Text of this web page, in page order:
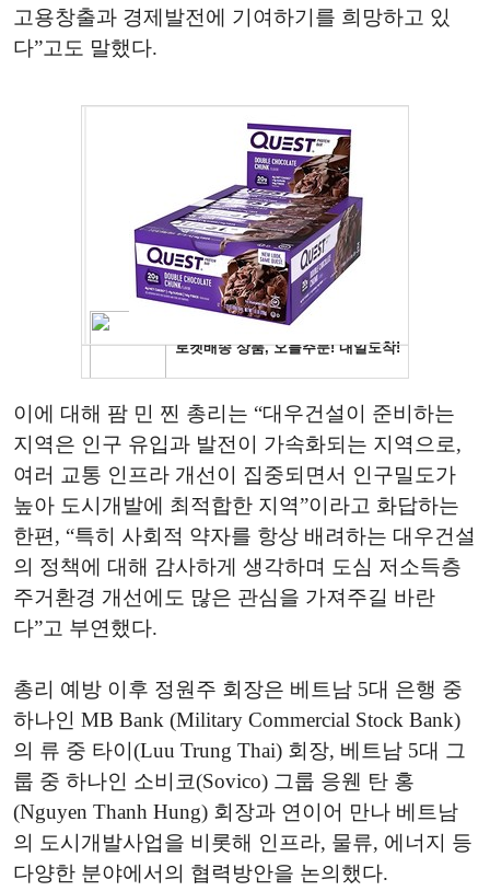
고용창출과 경제발전에 기여하기를 희망하고 있
다”고도 말했다.
이에 대해 팜 민 찐 총리는 “대우건설이 준비하는
지역은 인구 유입과 발전이 가속화되는 지역으로,
여러 교통 인프라 개선이 집중되면서 인구밀도가
높아 도시개발에 최적합한 지역”이라고 화답하는
한편, “특히 사회적 약자를 항상 배려하는 대우건설
의 정책에 대해 감사하게 생각하며 도심 저소득층
주거환경 개선에도 많은 관심을 가져주길 바란
다”고 부연했다.
총리 예방 이후 정원주 회장은 베트남 5대 은행 중
하나인 MB Bank (Military Commercial Stock Bank)
의 류 중 타이(Luu Trung Thai) 회장, 베트남 5대 그
룹 중 하나인 소비코(Sovico) 그룹 응웬 탄 홍
(Nguyen Thanh Hung) 회장과 연이어 만나 베트남
의 도시개발사업을 비롯해 인프라, 물류, 에너지 등
다양한 분야에서의 협력방안을 논의했다.